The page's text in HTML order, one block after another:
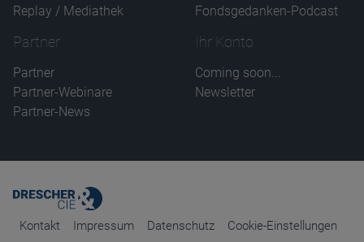
Replay / Mediathek
Fondsgedanken-Podcast
Partner
Partner
Partner-Webinare
Partner-News
Ihr Konto
Coming soon...
Newsletter
Kontakt Impressum Datenschutz Cookie-Einstellungen